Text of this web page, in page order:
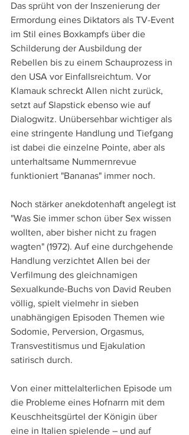
Das sprüht von der Inszenierung der
Ermordung eines Diktators als TV-Event
im Stil eines Boxkampfs über die
Schilderung der Ausbildung der
Rebellen bis zu einem Schauprozess in
den USA vor Einfallsreichtum. Vor
Klamauk schreckt Allen nicht zurück,
setzt auf Slapstick ebenso wie auf
Dialogwitz. Unübersehbar wichtiger als
eine stringente Handlung und Tiefgang
ist dabei die einzelne Pointe, aber als
unterhaltsame Nummernrevue
funktioniert "Bananas" immer noch.
Noch stärker anekdotenhaft angelegt ist
"Was Sie immer schon über Sex wissen
wollten, aber bisher nicht zu fragen
wagten" (1972). Auf eine durchgehende
Handlung verzichtet Allen bei der
Verfilmung des gleichnamigen
Sexualkunde-Buchs von David Reuben
völlig, spielt vielmehr in sieben
unabhängigen Episoden Themen wie
Sodomie, Perversion, Orgasmus,
Transvestitismus und Ejakulation
satirisch durch.
Von einer mittelalterlichen Episode um
die Probleme eines Hofnarrn mit dem
Keuschheitsgürtel der Königin über
eine in Italien spielende – und auf